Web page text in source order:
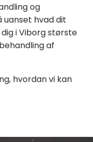
og
uanset hvad dit
i Viborg største
af
hvordan vi kan